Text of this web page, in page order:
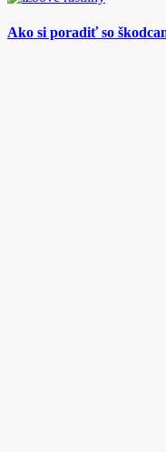
Ako si poradiť so